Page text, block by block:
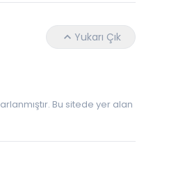
Yukarı Çık
Bu sitede yer alan